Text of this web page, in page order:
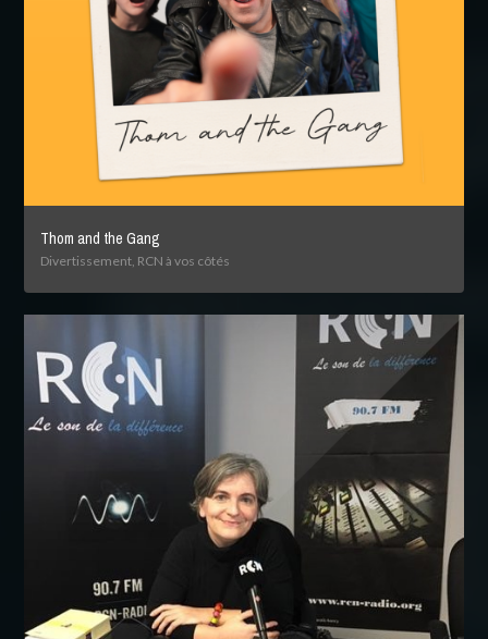
Thom and the Gang
Divertissement, RCN à vos côtés